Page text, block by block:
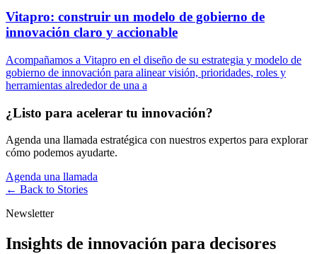
Vitapro: construir un modelo de gobierno de
innovación claro y accionable
Acompañamos a Vitapro en el diseño de su estrategia y modelo de
gobierno de innovación para alinear visión, prioridades, roles y
herramientas alrededor de una a
¿Listo para acelerar tu innovación?
Agenda una llamada estratégica con nuestros expertos para explorar
cómo podemos ayudarte.
Agenda una llamada
← Back to Stories
Newsletter
Insights de innovación para decisores